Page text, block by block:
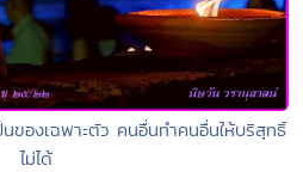
ของเฉพาะตัว คนอื่นทำคนอื่นให้บริสุทธิ์
ไม่ได้